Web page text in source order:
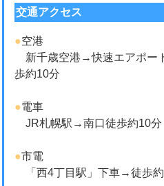
交通アクセス
●空港
新千歳空港→快速エアポー
歩約10分
●電車
JR札幌駅→南口徒歩約10分
●市電
「西4丁目駅」下車→徒歩